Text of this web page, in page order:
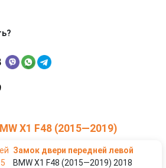
X1 F48 (2015—2019)
Замок двери передней левой
BMW X1 F48 (2015—2019) 2018